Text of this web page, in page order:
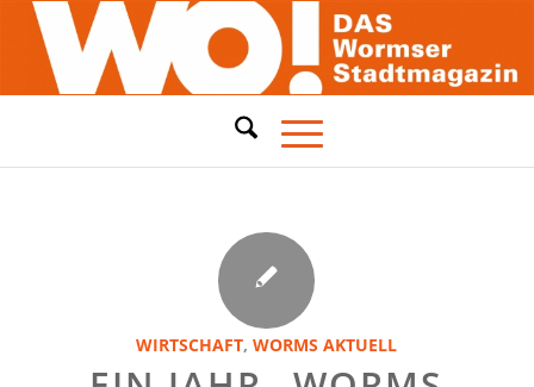
WIRTSCHAFT,WORMS AKTUELL